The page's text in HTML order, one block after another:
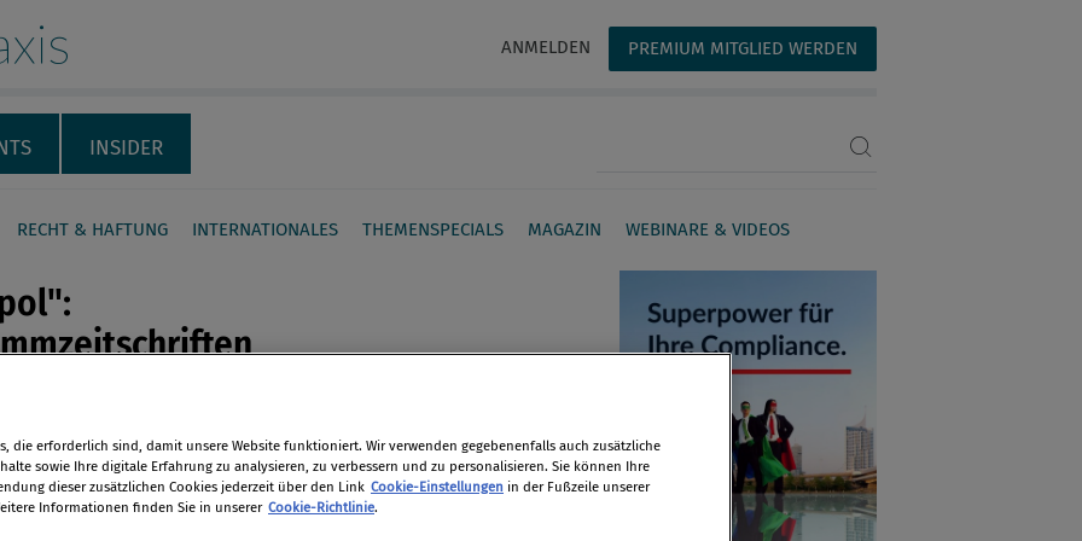
ANMELDEN PREMIUM MITGLIED WERDEN
INSIDER
RECHT & HAFTUNG INTERNATIONALES THEMENSPECIALS MAGAZIN WEBINARE & VIDEOS
Funke-Deals
Verkauf diverser Springer-Titel an
Mediengruppe könnte ein Oligopol
die erforderlich sind, damit unsere Website funktioniert. Wir verwenden gegebenenfalls auch zusätzliche
sowie Ihre digitale Erfahrung zu analysieren, zu verbessern und zu personalisieren. Sie können Ihre
dieser zusätzlichen Cookies jederzeit über den Link Cookie-Einstellungen in der Fußzeile unserer
Informationen finden Sie in unserer Cookie-Richtlinie.